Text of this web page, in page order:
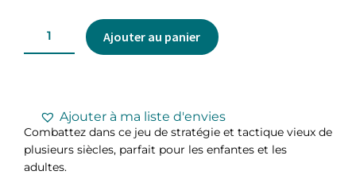
Ajouter au panier
Ajouter à ma liste d'envies
Combattez dans ce jeu de stratégie et tactique vieux de
plusieurs siècles, parfait pour les enfantes et les
adultes.